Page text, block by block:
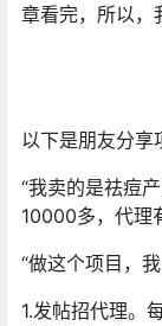
章看完，所以，
以下是朋友分享
“我卖的是祛痘
10000多，代理
“做这个项目，我
1.发帖招代理。